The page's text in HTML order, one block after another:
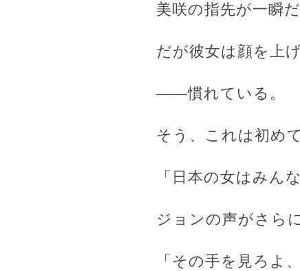
美咲の指先が一瞬
だが彼女は顔を上げ
――慣れている。
そう、これは初め
「日本の女はみん
ジョンの声がさら
「その手を見ろよ